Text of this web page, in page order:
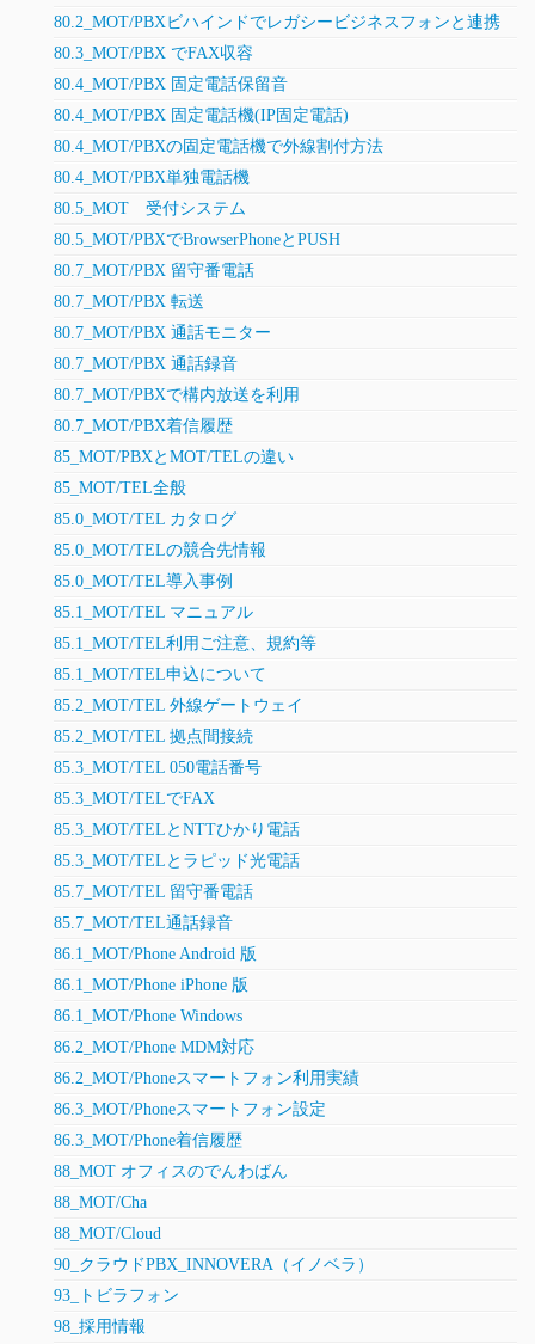
80.2_MOT/PBXビハインドでレガシービジネスフォンと連携
80.3_MOT/PBX でFAX収容
80.4_MOT/PBX 固定電話保留音
80.4_MOT/PBX 固定電話機(IP固定電話)
80.4_MOT/PBXの固定電話機で外線割付方法
80.4_MOT/PBX単独電話機
80.5_MOT 受付システム
80.5_MOT/PBXでBrowserPhoneとPUSH
80.7_MOT/PBX 留守番電話
80.7_MOT/PBX 転送
80.7_MOT/PBX 通話モニター
80.7_MOT/PBX 通話録音
80.7_MOT/PBXで構内放送を利用
80.7_MOT/PBX着信履歴
85_MOT/PBXとMOT/TELの違い
85_MOT/TEL全般
85.0_MOT/TEL カタログ
85.0_MOT/TELの競合先情報
85.0_MOT/TEL導入事例
85.1_MOT/TEL マニュアル
85.1_MOT/TEL利用ご注意、規約等
85.1_MOT/TEL申込について
85.2_MOT/TEL 外線ゲートウェイ
85.2_MOT/TEL 拠点間接続
85.3_MOT/TEL 050電話番号
85.3_MOT/TELでFAX
85.3_MOT/TELとNTTひかり電話
85.3_MOT/TELとラピッド光電話
85.7_MOT/TEL 留守番電話
85.7_MOT/TEL通話録音
86.1_MOT/Phone Android 版
86.1_MOT/Phone iPhone 版
86.1_MOT/Phone Windows
86.2_MOT/Phone MDM対応
86.2_MOT/Phoneスマートフォン利用実績
86.3_MOT/Phoneスマートフォン設定
86.3_MOT/Phone着信履歴
88_MOT オフィスのでんわばん
88_MOT/Cha
88_MOT/Cloud
90_クラウドPBX_INNOVERA（イノベラ）
93_トビラフォン
98_採用情報